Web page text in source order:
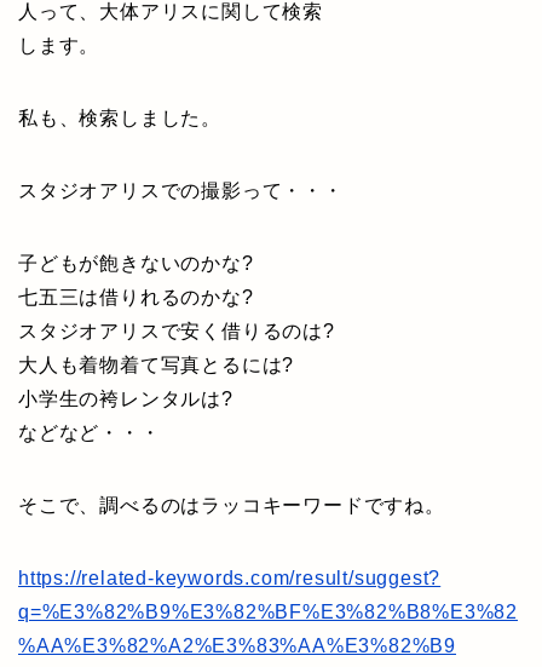
人って、大体アリスに関して検索
します。
私も、検索しました。
スタジオアリスでの撮影って・・・
子どもが飽きないのかな?
七五三は借りれるのかな?
スタジオアリスで安く借りるのは?
大人も着物着て写真とるには?
小学生の袴レンタルは?
などなど・・・
そこで、調べるのはラッコキーワードですね。
https://related-keywords.com/result/suggest?
q=%E3%82%B9%E3%82%BF%E3%82%B8%E3%82
%AA%E3%82%A2%E3%83%AA%E3%82%B9